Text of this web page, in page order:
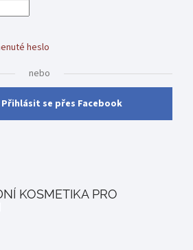
heslo
nebo
Přihlásit se přes Facebook
KOSMETIKA PRO